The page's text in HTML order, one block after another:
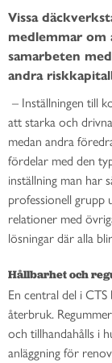
Vissa
medlemmar
samarbeten
andra
– Inställningen till
att starka och
medan andra
fördelar med den
inställning man har
professionell grupp
relationer med
lösningar där alla
Hållbarhet och
En central del i
återbruk.
och tillhandahålls i
anläggning för